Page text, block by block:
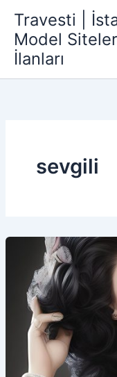
Travesti |
Model
İlanları
sevgili